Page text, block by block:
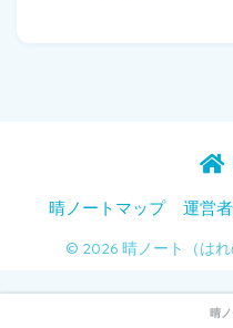
晴ノートマップ 運営
© 2026 晴ノート（は
晴